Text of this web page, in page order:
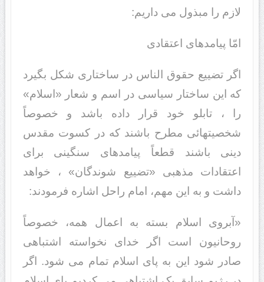
لازم را مبذول می داریم:
امّا پیامدهای اعتقادی
اگر تضییع حقوق الناس در ساختاری شکل بگیرد
که این ساختار سیاسی در اسم و شعار «اسلام»
را ، تابلو خود قرار داده باشد و خصوصاً
شخصیتهائی مطرح باشند که در کسوت مقدس
دینی باشند قطعاً پیامدهای سنگینی برای
اعتقادات مذهبی «تضییع شوندگان» ، خواهد
داشت و به این مهم، امام راحل اشاره فرمودند:
«آبروی اسلام بسته به اعمال همه، خصوصاً
روحانیون است اگر خدای نخواسته اشتباهی
صادر شود این به پای اسلام تمام می شود. اگر